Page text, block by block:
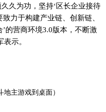
久为功，坚持‘区长企业接待
力于构建产业链、创新链、
的营商环境3.0版本，不断激
示。
主游戏到桌面）